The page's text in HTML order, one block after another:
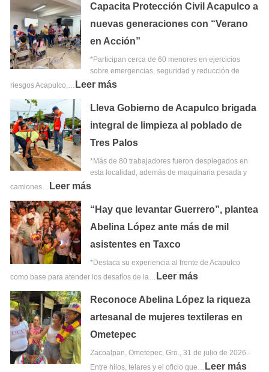
Capacita Protección Civil Acapulco a
nuevas generaciones con “Verano
en Acción”
*Participan cerca de 60 menores en ejercicios
sobre emergencias, seguridad y reducción de
riesgos Acapulco,… Leer más
Lleva Gobierno de Acapulco brigada
integral de limpieza al poblado de
Tres Palos
*Más de 80 trabajadores fueron desplegados en
esta localidad, además de maquinaria pesada y
camiones… Leer más
“Hay que levantar Guerrero”, plantea
Abelina López ante más de mil
asistentes en Taxco
*Destaca su experiencia al frente de Acapulco
como base para atender los desafíos de la… Leer más
Reconoce Abelina López la riqueza
artesanal de mujeres textileras en
Ometepec
Zacoalpan, Ometepec, Gro., 31 de julio de 2026.-
Entre hilos, telares y el oficio que… Leer más